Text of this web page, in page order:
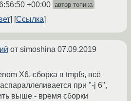
+00:00 автор топика
Ссылка
от simoshina 07.09.2019
X6, сборка в tmpfs, всё
при "-j 6",
выше - время сборки